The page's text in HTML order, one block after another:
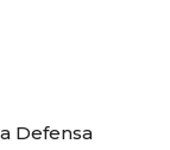
Defensa